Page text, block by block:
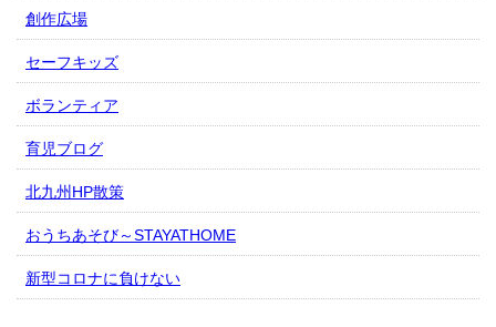
創作広場
セーフキッズ
ボランティア
育児ブログ
北九州HP散策
おうちあそび～STAYATHOME
新型コロナに負けない